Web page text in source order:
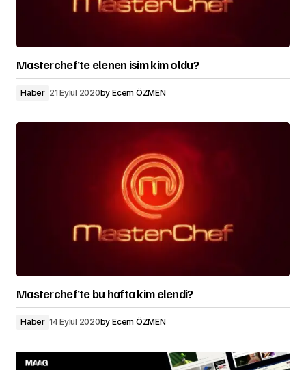
Masterchef’te elenen isim kim oldu?
Haber 21 Eylül 2020by Ecem ÖZMEN
Masterchef’te bu hafta kim elendi?
Haber 14 Eylül 2020by Ecem ÖZMEN